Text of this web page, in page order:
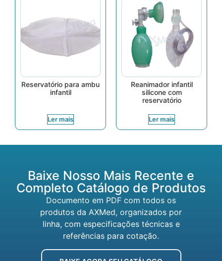
Reservatório para ambu
infantil
Ler mais
Reanimador infantil
silicone com
reservatório
Ler mais
Baixe Nosso Mais Recente e
Completo Catálogo de Produtos
Documento em PDF com todos os
produtos da AXMed, organizados por
linha, com especificações técnicas e
referências para cotação.